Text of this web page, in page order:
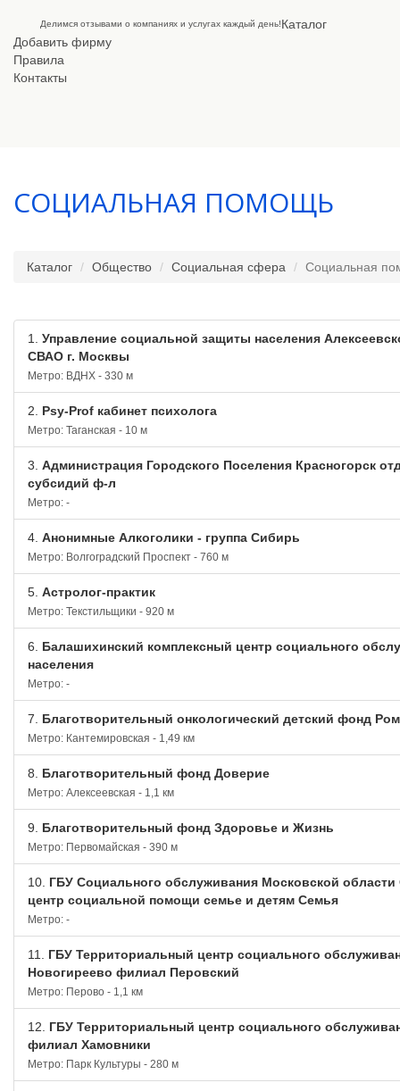
Делимся отзывами о компаниях и услугах каждый день!Каталог
Добавить фирму
Правила
Контакты
СОЦИАЛЬНАЯ ПОМОЩЬ
Каталог Общество Социальная сфера Социальная
1.
Управление социальной защиты населения
СВАО г. Москвы
Метро: ВДНХ - 330 м
2. Psy-Prof кабинет психолога
Метро: Таганская - 10 м
3. Администрация Городского Поселения Красногорск
субсидий ф-л
Метро: -
4. Анонимные Алкоголики - группа Сибирь
Метро: Волгоградский Проспект - 760 м
5. Астролог-практик
Метро: Текстильщики - 920 м
6.
Балашихинский комплексный центр социального
населения
Метро: -
7. Благотворительный онкологический детский фонд
Метро: Кантемировская - 1,49 км
8. Благотворительный фонд Доверие
Метро: Алексеевская - 1,1 км
9. Благотворительный фонд Здоровье и Жизнь
Метро: Первомайская - 390 м
10. ГБУ Социального обслуживания Московской
центр социальной помощи семье и детям Семья
Метро: -
11.
ГБУ Территориальный центр социального
Новогиреево филиал Перовский
Метро: Перово - 1,1 км
12.
ГБУ Территориальный центр социального
филиал Хамовники
Метро: Парк Культуры - 280 м